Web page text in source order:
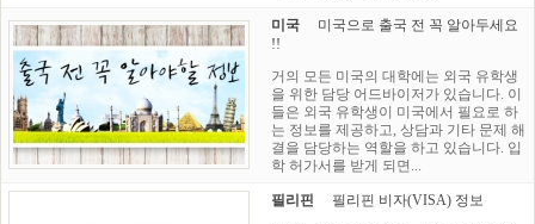
미국
미국으로 출국 전 꼭 알아두세요
!!
거의 모든 미국의 대학에는 외국 유학생
을 위한 담당 어드바이저가 있습니다. 이
들은 외국 유학생이 미국에서 필요로 하
는 정보를 제공하고, 상담과 기타 문제 해
결을 담당하는 역할을 하고 있습니다. 입
학 허가서를 받게 되면...
필리핀
필리핀 비자(VISA) 정보